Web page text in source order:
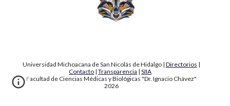
Universidad Michoacana de San Nicolás de Hidalgo | Directorios |
Contacto | Transparencia |SIIA
Facultad de Ciencias Médicas y Biológicas "Dr. Ignacio Chávez"
2026